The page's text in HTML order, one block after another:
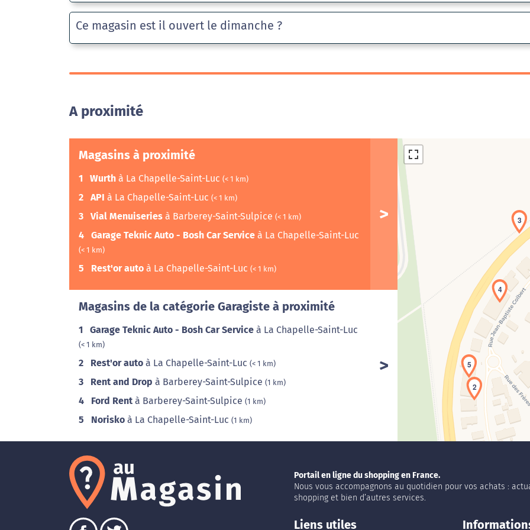
Ce magasin est il ouvert le dimanche ?
A proximité
Magasins à proximité
1 Wurth à La Chapelle-Saint-Luc (< 1 km)
2 API à La Chapelle-Saint-Luc (< 1 km)
3 Vial Menuiseries à Barberey-Saint-Sulpice (< 1 km)
4 Garage Teknic Auto - Bosh Car Service à La Chapelle-Saint-Luc
(< 1 km)
5 Rest'or auto à La Chapelle-Saint-Luc (< 1 km)
Magasins de la catégorie Garagiste à proximité
1 Garage Teknic Auto - Bosh Car Service à La Chapelle-Saint-Luc
(< 1 km)
2 Rest'or auto à La Chapelle-Saint-Luc (< 1 km)
3 Rent and Drop à Barberey-Saint-Sulpice (1 km)
4 Ford Rent à Barberey-Saint-Sulpice (1 km)
5 Norisko à La Chapelle-Saint-Luc (1 km)
2
3
4
5
Portail en ligne du shopping en France.
Nous vous accompagnons au quotidien pour vos achats :
shopping et bien d’autres services.
Liens utiles